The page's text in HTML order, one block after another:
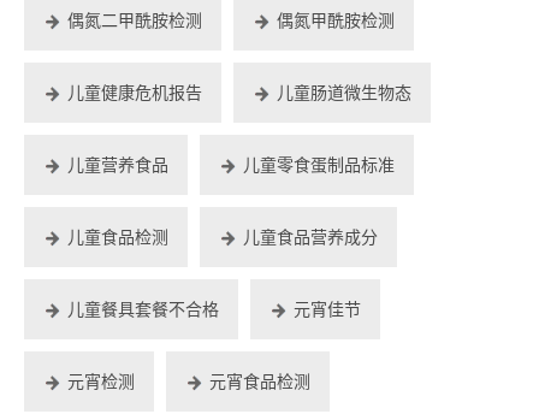
偶氮二甲酰胺检测 偶氮甲酰胺检测
儿童健康危机报告 儿童肠道微生物态
儿童营养食品 儿童零食蛋制品标准
儿童食品检测 儿童食品营养成分
儿童餐具套餐不合格 元宵佳节
元宵检测 元宵食品检测